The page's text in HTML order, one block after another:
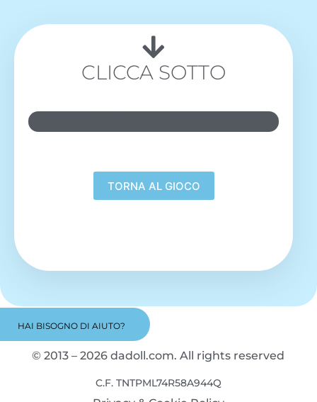
HAI BISOGNO DI AIUTO?
CLICCA SOTTO
© 2013 – 2026 dadoll.com. All rights reserved
C.F. TNTPML74R58A944Q